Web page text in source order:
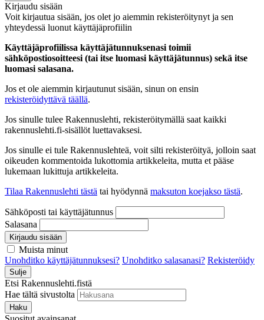
Kirjaudu sisään
Voit kirjautua sisään, jos olet jo aiemmin rekisteröitynyt ja sen
yhteydessä luonut käyttäjäprofiilin
Käyttäjäprofiilissa käyttäjätunnuksenasi toimii
sähköpostiosoitteesi (tai itse luomasi käyttäjätunnus) sekä itse
luomasi salasana.
Jos et ole aiemmin kirjautunut sisään, sinun on ensin
rekisteröidyttävä täällä.
Jos sinulle tulee Rakennuslehti, rekisteröitymällä saat kaikki
rakennuslehti.fi-sisällöt luettavaksesi.
Jos sinulle ei tule Rakennuslehteä, voit silti rekisteröityä, jolloin saat
oikeuden kommentoida lukottomia artikkeleita, mutta et pääse
lukemaan lukittuja artikkeleita.
Tilaa Rakennuslehti tästä tai hyödynnä maksuton koejakso tästä.
Sähköposti tai käyttäjätunnus
Salasana
Kirjaudu sisään
Muista minut
Unohditko käyttäjätunnuksesi? Unohditko salasanasi? Rekisteröidy
Sulje
Etsi Rakennuslehti.fistä
Hae tältä sivustolta
Haku